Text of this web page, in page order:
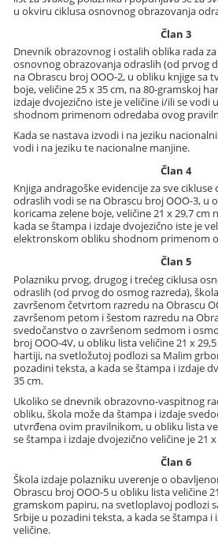
u okviru ciklusa osnovnog obrazovanja
Član 3
Dnevnik obrazovnog i ostalih oblika rada
osnovnog obrazovanja odraslih (od prvog
na Obrascu broj OOO-2, u obliku knjige sa
boje, veličine 25 x 35 cm, na 80-gramskoj
izdaje dvojezično iste je veličine i/ili se vodi
shodnom primenom odredaba ovog
Kada se nastava izvodi i na jeziku
vodi i na jeziku te nacionalne manjine.
Član 4
Knjiga andragoške evidencije za sve
odraslih vodi se na Obrascu broj OOO-3, u
koricama zelene boje, veličine 21 x 29,7 cm
kada se štampa i izdaje dvojezično iste je
elektronskom obliku shodnom primenom
Član 5
Polazniku prvog, drugog i trećeg ciklusa
odraslih (od prvog do osmog razreda),
završenom četvrtom razredu na Obrascu
završenom petom i šestom razredu na
svedočanstvo o završenom sedmom i
broj OOO-4V, u obliku lista veličine 21 x
hartiji, na svetložutoj podlozi sa Malim
pozadini teksta, a kada se štampa i izdaje
35 cm.
Ukoliko se dnevnik obrazovno-vaspitnog
obliku, škola može da štampa i izdaje
utvrđena ovim pravilnikom, u obliku lista
se štampa i izdaje dvojezično veličine je 21 x
Član 6
Škola izdaje polazniku uverenje o
Obrascu broj OOO-5 u obliku lista veličine
gramskom papiru, na svetloplavoj podlozi
Srbije u pozadini teksta, a kada se štampa i
veličine.